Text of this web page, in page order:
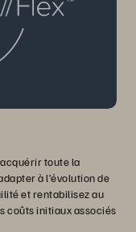
toute la
à l’évolution de
et rentabilisez au
coûts initiaux associés